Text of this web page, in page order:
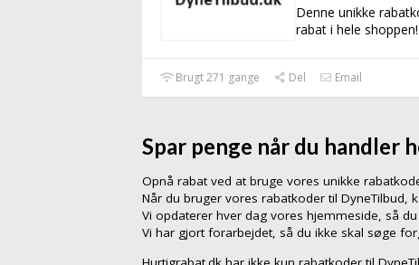
Denne unikke
rabat i hele shoppen!
Brugt 271 gange Del Email
Spar penge når du handler
Opnå rabat ved at bruge vores unikke
Når du bruger vores rabatkoder til DyneTilbud,
Vi opdaterer hver dag vores hjemmeside, så
Vi har gjort forarbejdet, så du ikke skal søge